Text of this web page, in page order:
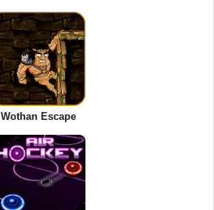
Wothan Escape